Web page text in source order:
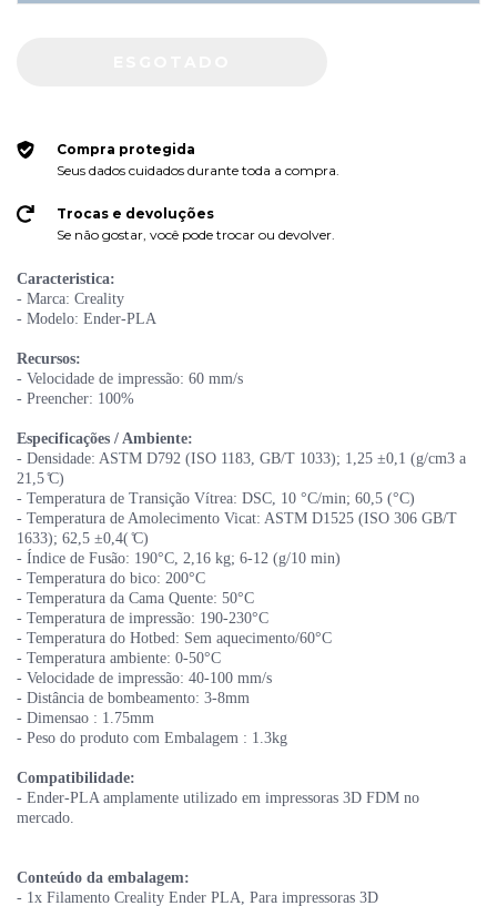
Compra protegida
Seus dados cuidados durante toda a compra.
Trocas e devoluções
Se não gostar, você pode trocar ou devolver.
Caracteristica:
- Marca: Creality
- Modelo: Ender-PLA
Recursos:
- Velocidade de impressão: 60 mm/s
- Preencher: 100%
Especificações / Ambiente:
- Densidade: ASTM D792 (ISO 1183, GB/T 1033); 1,25 ±0,1 (g/cm3 a
21,5 ̊C)
- Temperatura de Transição Vítrea: DSC, 10 °C/min; 60,5 (°C)
- Temperatura de Amolecimento Vicat: ASTM D1525 (ISO 306 GB/T
1633); 62,5 ±0,4( ̊C)
- Índice de Fusão: 190°C, 2,16 kg; 6-12 (g/10 min)
- Temperatura do bico: 200°C
- Temperatura da Cama Quente: 50°C
- Temperatura de impressão: 190-230°C
- Temperatura do Hotbed: Sem aquecimento/60°C
- Temperatura ambiente: 0-50°C
- Velocidade de impressão: 40-100 mm/s
- Distância de bombeamento: 3-8mm
- Dimensao : 1.75mm
- Peso do produto com Embalagem : 1.3kg
Compatibilidade:
- Ender-PLA amplamente utilizado em impressoras 3D FDM no
mercado.
Conteúdo da embalagem:
- 1x Filamento Creality Ender PLA, Para impressoras 3D